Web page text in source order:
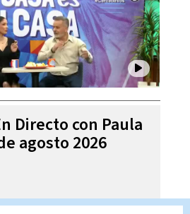
Directo con Paula
agosto 2026